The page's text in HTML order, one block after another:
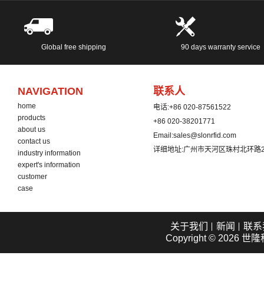
Global free shipping 90 days warranty service
NAVIGATION
home
products
about us
contact us
industry information
expert's information
customer
case
联系人
电话:+86 020-87561522
+86 020-38201771
Email:sales@slonrfid.com
详细地址:广州市天河区珠村北环
关于我们 新闻
联
Copyright © 2026 世隆